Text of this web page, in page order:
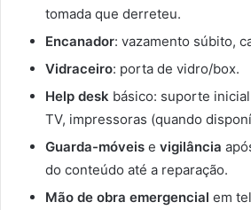
tomada que derreteu.
Encanador: vazamento súbito,
Vidraceiro: porta de vidro/box.
Help desk básico: suporte
TV, impressoras (quando
Guarda-móveis e vigilância
do conteúdo até a reparação.
Mão de obra emergencial em